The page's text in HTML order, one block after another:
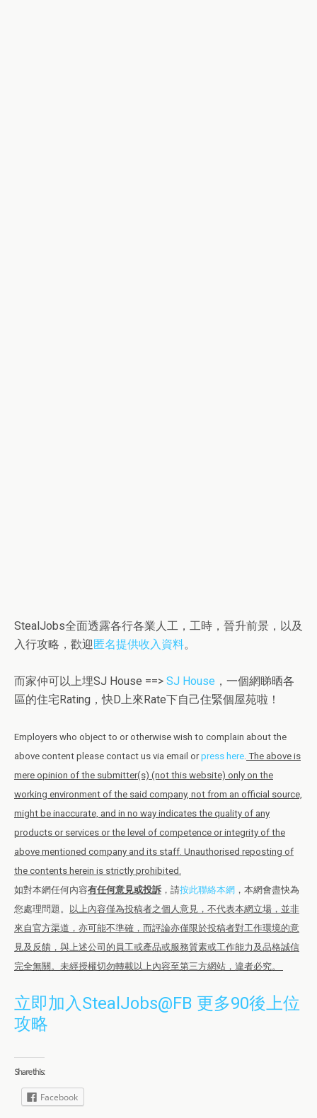
StealJobs全面透露各行各業人工，工時，晉升前景，以及
入行攻略，歡迎 匿名提供收入資料。
而家仲可以上埋SJ House ==> SJ House ，一個網睇晒各
區的住宅Rating，快D上來Rate下自己住緊個屋苑啦！
Employers who object to or otherwise wish to complain about the
above content please contact us via email orpress here. The above is
mere opinion of the submitter(s) (not this website) only on the
working environment of the said company, not from an official source,
might be inaccurate, and in no way indicates the quality of any
products or services or the level of competence or integrity of the
above mentioned company and its staff. Unauthorised reposting of
the contents herein is strictly prohibited.
如對本網任何內容有任何意見或投訴 ，請按此聯絡本網 ，本網會盡快為
您處理問題。
以上內容僅為投稿者之個人意見，不代表本網立場，並非
來自官方渠道，亦可能不準確，而評論亦僅限於投稿者對工作環境的意
見及反饋，與上述公司的員工或產品或服務質素或工作能力及品格誠信
完全無關。未經授權切勿轉載以上內容至第三方網站，違者必究。
立即加入StealJobs@FB 更多90後上位
攻略
Share this:
Facebook